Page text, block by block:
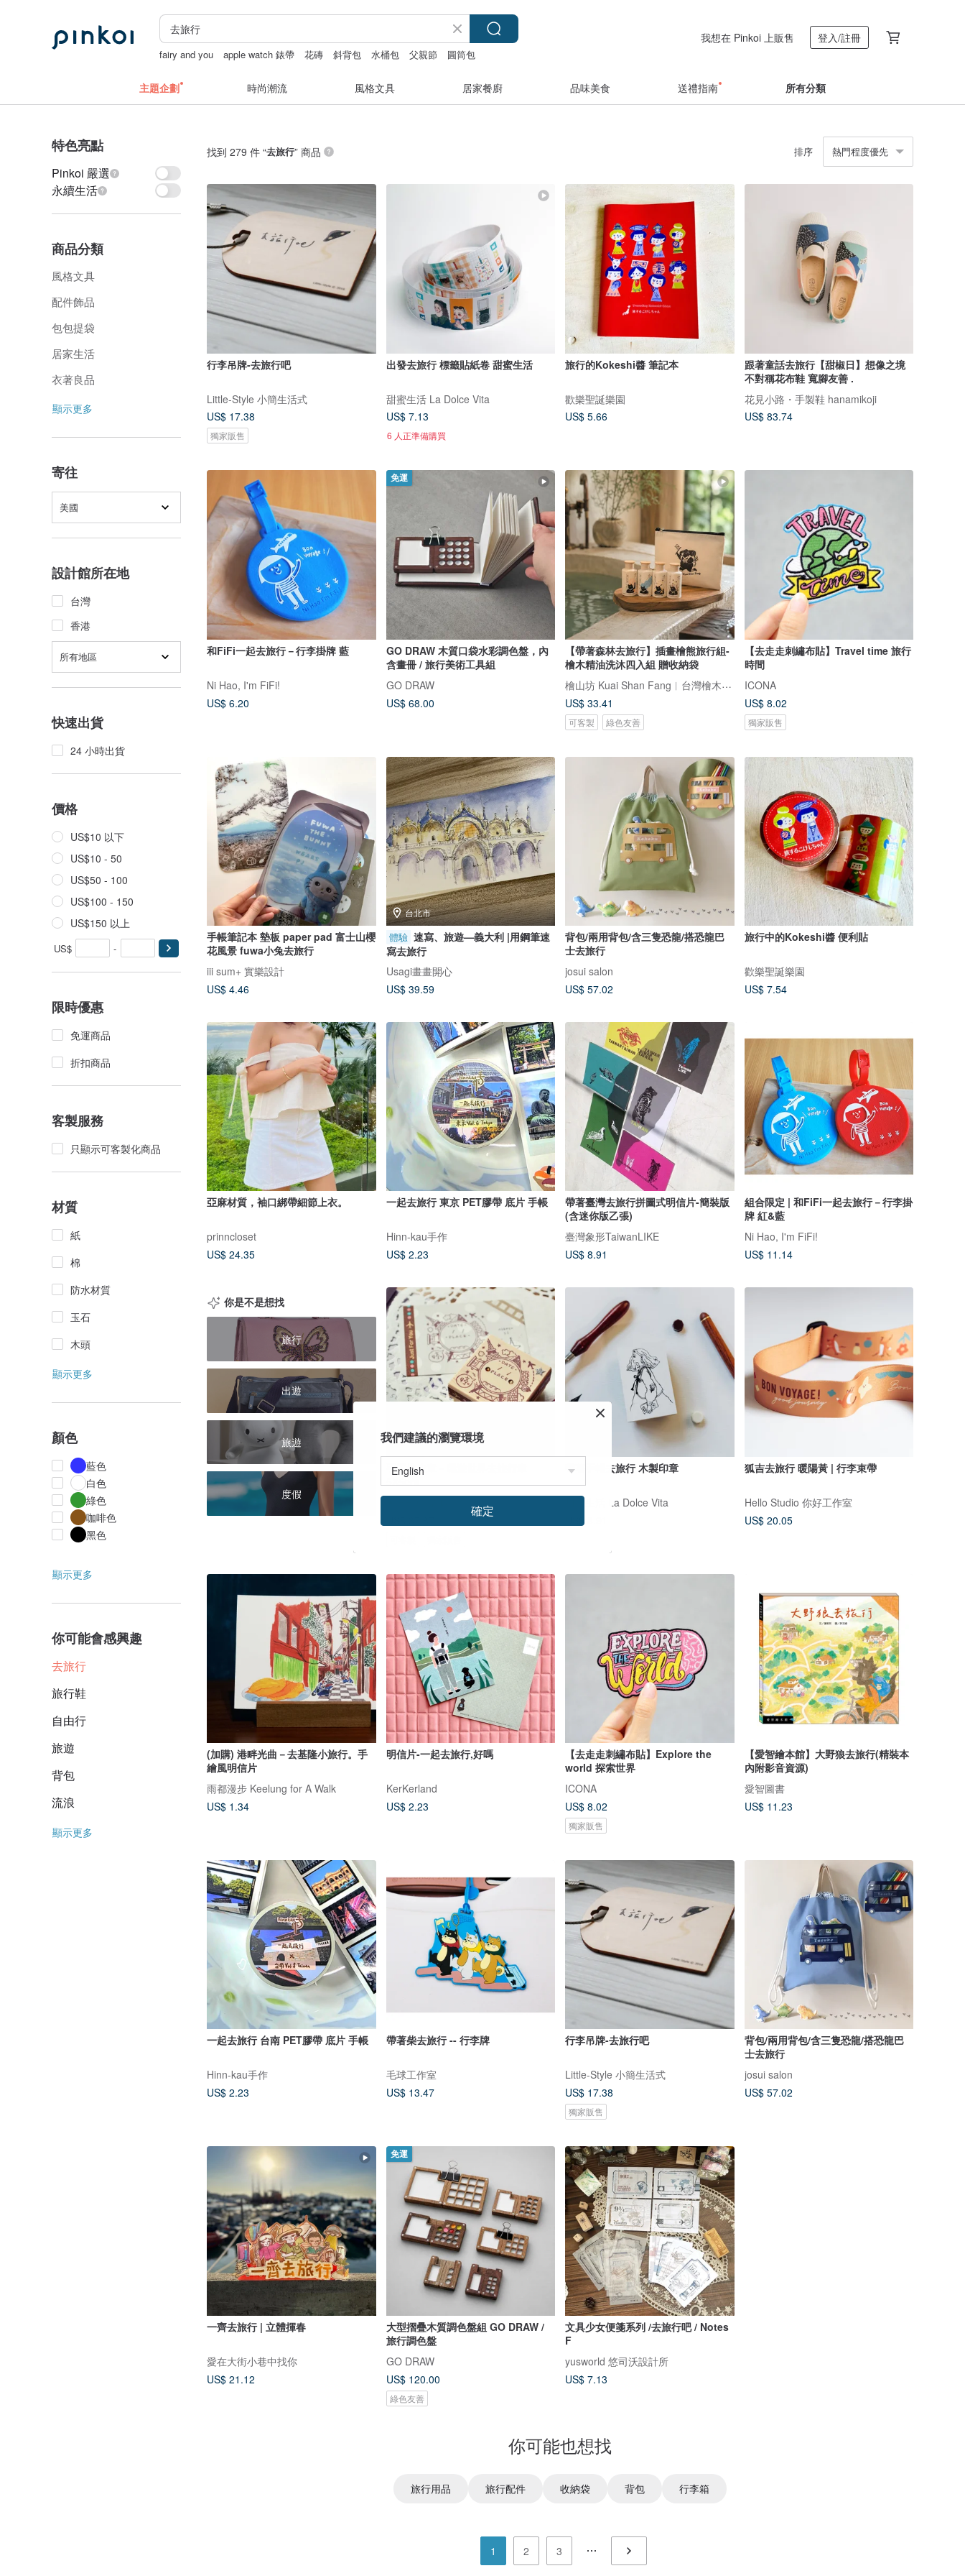
fairy and you apple watch 錶帶 花磚 斜背包 水桶包 父親節
圓筒包
我想在 Pinkoi 上販售 登入/註冊
主題企劃 時尚潮流 風格文具 居家餐廚 品味美食 送禮指南 所有分類
特色亮點
Pinkoi 嚴選
永續生活
商品分類
風格文具
配件飾品
包包提袋
居家生活
衣著良品
顯示更多
寄往
美國
設計館所在地
台灣
香港
所有地區
快速出貨
24 小時出貨
價格
US$10 以下
US$10 - 50
US$50 - 100
US$100 - 150
US$150 以上
US$ -
限時優惠
免運商品
折扣商品
客製服務
只顯示可客製化商品
材質
紙
棉
防水材質
玉石
木頭
顯示更多
顏色
藍色
白色
綠色
咖啡色
黑色
顯示更多
你可能會感興趣
去旅行
旅行鞋
自由行
旅遊
背包
流浪
顯示更多
找到 279 件 “去旅行” 商品 排序 熱門程度優先
行李吊牌-去旅行吧
Little-Style 小簡生活式
US$ 17.38
獨家販售
出發去旅行 標籤貼紙卷 甜蜜生活
甜蜜生活 La Dolce Vita
US$ 7.13
6 人正準備購買
旅行的Kokeshi醬 筆記本
歡樂聖誕樂園
US$ 5.66
跟著童話去旅行【甜椒日】想像之境
不對稱花布鞋 寬腳友善 .
花見小路・手製鞋 hanamikoji
US$ 83.74
和FiFi一起去旅行－行李掛牌 藍
Ni Hao, I'm FiFi!
US$ 6.20
免運
GO DRAW 木質口袋水彩調色盤，內
含畫冊 / 旅行美術工具組
GO DRAW
US$ 68.00
【帶著森林去旅行】插畫檜熊旅行組-
檜木精油洗沐四入組 贈收納袋
檜山坊 Kuai Shan Fang︱台灣檜木香氛領導品牌，療癒森林
US$ 33.41
可客製 綠色友善
【去走走刺繡布貼】Travel time 旅行
時間
ICONA
US$ 8.02
獨家販售
手帳筆記本 墊板 paper pad 富士山櫻
花風景 fuwa小兔去旅行
iii sum+ 實樂設計
US$ 4.46
台北市
體驗 速寫、旅遊—義大利 |用鋼筆速
寫去旅行
Usagi畫畫開心
US$ 39.59
背包/兩用背包/含三隻恐龍/搭恐龍巴
士去旅行
josui salon
US$ 57.02
旅行中的Kokeshi醬 便利貼
歡樂聖誕樂園
US$ 7.54
亞麻材質，袖口綁帶細節上衣。
prinncloset
US$ 24.35
一起去旅行 東京 PET膠帶 底片 手帳
Hinn-kau手作
US$ 2.23
帶著臺灣去旅行拼圖式明信片-簡裝版
(含迷你版乙張)
臺灣象形TaiwanLIKE
US$ 8.91
組合限定 | 和FiFi一起去旅行－行李掛
牌 紅&藍
Ni Hao, I'm FiFi!
US$ 11.14
你是不是想找
旅行
出遊
旅遊
度假
手工橡皮章－環遊世界去旅行章
5X5cm
帶著手帳去旅行 木製印章
甜蜜生活 La Dolce Vita
狐吉去旅行 暖陽黃 | 行李束帶
Hello Studio 你好工作室
US$ 20.05
(加購) 港畔光曲－去基隆小旅行。手
繪風明信片
雨都漫步 Keelung for A Walk
US$ 1.34
明信片-一起去旅行,好嗎
KerKerland
US$ 2.23
【去走走刺繡布貼】Explore the
world 探索世界
ICONA
US$ 8.02
獨家販售
【愛智繪本館】大野狼去旅行(精裝本
內附影音資源)
愛智圖書
US$ 11.23
一起去旅行 台南 PET膠帶 底片 手帳
Hinn-kau手作
US$ 2.23
帶著柴去旅行 -- 行李牌
毛球工作室
US$ 13.47
行李吊牌-去旅行吧
Little-Style 小簡生活式
US$ 17.38
獨家販售
背包/兩用背包/含三隻恐龍/搭恐龍巴
士去旅行
josui salon
US$ 57.02
一齊去旅行 | 立體揮春
愛在大街小巷中找你
US$ 21.12
免運
大型摺疊木質調色盤組 GO DRAW /
旅行調色盤
GO DRAW
US$ 120.00
綠色友善
文具少女便箋系列 /去旅行吧 / Notes
F
yusworld 悠司沃設計所
US$ 7.13
你可能也想找
旅行用品 旅行配件 收納袋 背包 行李箱
1 2 3
我們建議的瀏覽環境
確定